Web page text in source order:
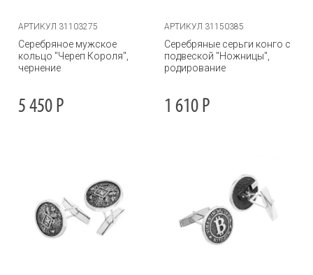
АРТИКУЛ 31103275
Серебряное мужское
кольцо "Череп Короля",
чернение
5 450 Р
АРТИКУЛ 31150385
Серебряные серьги конго с
подвеской "Ножницы",
родирование
1 610 Р